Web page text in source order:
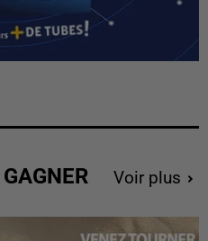
Voir plus